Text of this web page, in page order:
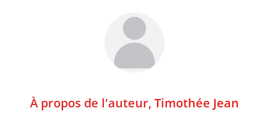
À propos de l'auteur, Timothée Jean